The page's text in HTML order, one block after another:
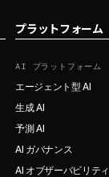
プラットフォーム
AI プラットフォーム
エージェント型 AI
生成 AI
予測 AI
AI ガバナンス
AI オブザーバビリティ